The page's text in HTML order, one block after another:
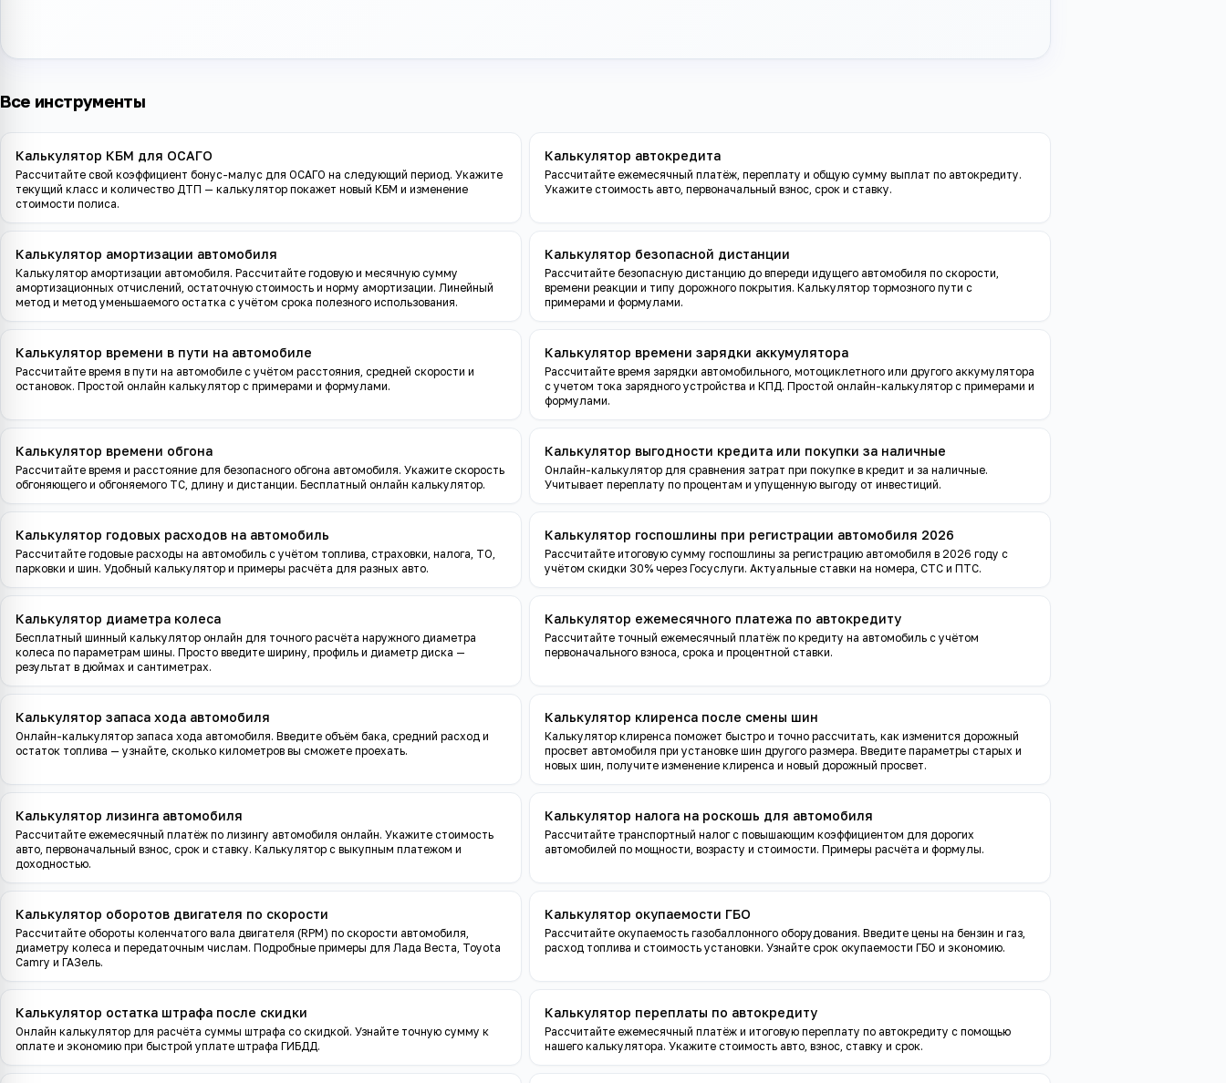
Все инструменты
Калькулятор КБМ для ОСАГО
Рассчитайте свой коэффициент бонус-малус для ОСАГО на следующий период. Укажите
текущий класс и количество ДТП — калькулятор покажет новый КБМ и изменение
стоимости полиса.
Калькулятор автокредита
Рассчитайте ежемесячный платёж, переплату и общую сумму выплат по автокредиту.
Укажите стоимость авто, первоначальный взнос, срок и ставку.
Калькулятор амортизации автомобиля
Калькулятор амортизации автомобиля. Рассчитайте годовую и месячную сумму
амортизационных отчислений, остаточную стоимость и норму амортизации. Линейный
метод и метод уменьшаемого остатка с учётом срока полезного использования.
Калькулятор безопасной дистанции
Рассчитайте безопасную дистанцию до впереди идущего автомобиля по скорости,
времени реакции и типу дорожного покрытия. Калькулятор тормозного пути с
примерами и формулами.
Калькулятор времени в пути на автомобиле
Рассчитайте время в пути на автомобиле с учётом расстояния, средней скорости и
остановок. Простой онлайн калькулятор с примерами и формулами.
Калькулятор времени зарядки аккумулятора
Рассчитайте время зарядки автомобильного, мотоциклетного или другого аккумулятора
с учетом тока зарядного устройства и КПД. Простой онлайн-калькулятор с примерами и
формулами.
Калькулятор времени обгона
Рассчитайте время и расстояние для безопасного обгона автомобиля. Укажите скорость
обгоняющего и обгоняемого ТС, длину и дистанции. Бесплатный онлайн калькулятор.
Калькулятор выгодности кредита или покупки за наличные
Онлайн-калькулятор для сравнения затрат при покупке в кредит и за наличные.
Учитывает переплату по процентам и упущенную выгоду от инвестиций.
Калькулятор годовых расходов на автомобиль
Рассчитайте годовые расходы на автомобиль с учётом топлива, страховки, налога, ТО,
парковки и шин. Удобный калькулятор и примеры расчёта для разных авто.
Калькулятор госпошлины при регистрации автомобиля 2026
Рассчитайте итоговую сумму госпошлины за регистрацию автомобиля в 2026 году с
учётом скидки 30% через Госуслуги. Актуальные ставки на номера, СТС и ПТС.
Калькулятор диаметра колеса
Бесплатный шинный калькулятор онлайн для точного расчёта наружного диаметра
колеса по параметрам шины. Просто введите ширину, профиль и диаметр диска —
результат в дюймах и сантиметрах.
Калькулятор ежемесячного платежа по автокредиту
Рассчитайте точный ежемесячный платёж по кредиту на автомобиль с учётом
первоначального взноса, срока и процентной ставки.
Калькулятор запаса хода автомобиля
Онлайн-калькулятор запаса хода автомобиля. Введите объём бака, средний расход и
остаток топлива — узнайте, сколько километров вы сможете проехать.
Калькулятор клиренса после смены шин
Калькулятор клиренса поможет быстро и точно рассчитать, как изменится дорожный
просвет автомобиля при установке шин другого размера. Введите параметры старых и
новых шин, получите изменение клиренса и новый дорожный просвет.
Калькулятор лизинга автомобиля
Рассчитайте ежемесячный платёж по лизингу автомобиля онлайн. Укажите стоимость
авто, первоначальный взнос, срок и ставку. Калькулятор с выкупным платежом и
доходностью.
Калькулятор налога на роскошь для автомобиля
Рассчитайте транспортный налог с повышающим коэффициентом для дорогих
автомобилей по мощности, возрасту и стоимости. Примеры расчёта и формулы.
Калькулятор оборотов двигателя по скорости
Рассчитайте обороты коленчатого вала двигателя (RPM) по скорости автомобиля,
диаметру колеса и передаточным числам. Подробные примеры для Лада Веста, Toyota
Camry и ГАЗель.
Калькулятор окупаемости ГБО
Рассчитайте окупаемость газобаллонного оборудования. Введите цены на бензин и газ,
расход топлива и стоимость установки. Узнайте срок окупаемости ГБО и экономию.
Калькулятор остатка штрафа после скидки
Онлайн калькулятор для расчёта суммы штрафа со скидкой. Узнайте точную сумму к
оплате и экономию при быстрой уплате штрафа ГИБДД.
Калькулятор переплаты по автокредиту
Рассчитайте ежемесячный платёж и итоговую переплату по автокредиту с помощью
нашего калькулятора. Укажите стоимость авто, взнос, ставку и срок.